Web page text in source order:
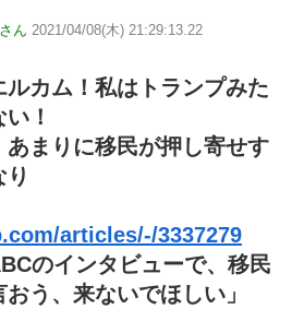
ん 2021/04/08(木) 21:29:13.22
カム！私はトランプみた
！
あまりに移民が押し寄せす
articles/-/3337279
のインタビューで、移民
う、来ないでほしい」